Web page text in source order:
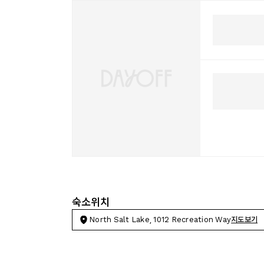
숙소위치
North Salt Lake, 1012 Recreation Way지도보기